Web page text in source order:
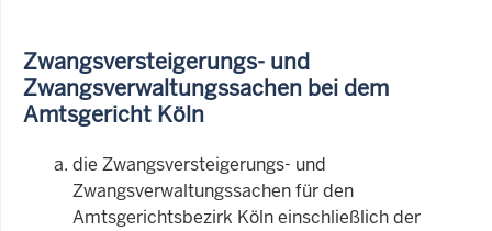
Zwangsversteigerungs- und
Zwangsverwaltungssachen bei dem
Amtsgericht Köln
die Zwangsversteigerungs- und
Zwangsverwaltungssachen für den
Amtsgerichtsbezirk Köln einschließlich der